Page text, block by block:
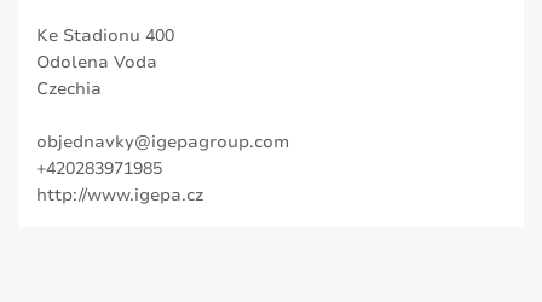
Ke Stadionu 400
Odolena Voda
Czechia
objednavky@igepagroup.com
+420283971985
http://www.igepa.cz